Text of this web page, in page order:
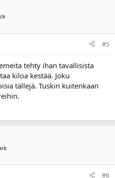
#5
tehty ihan tavallisista
kiloa kestää. Joku
tällejä. Tuskin kuitenkaan
#6